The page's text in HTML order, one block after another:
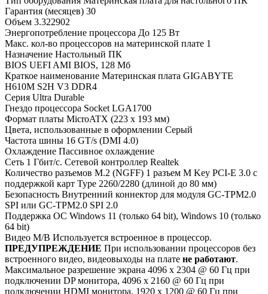
Гарантия (месяцев) 30
Объем 3.322902
Энергопотребление процессора До 125 Вт
Макс. кол-во процессоров на материнской плате 1
Назначение Настольный ПК
BIOS UEFI AMI BIOS, 128 Мб
Краткое наименование Материнская плата GIGABYTE
H610M S2H V3 DDR4
Серия Ultra Durable
Гнездо процессора Socket LGA1700
Формат платы MicroATX (223 x 193 мм)
Цвета, использованные в оформлении Серый
Частота шины 16 GT/s (DMI 4.0)
Охлаждение Пассивное охлаждение
Сеть 1 Гбит/с. Сетевой контроллер Realtek
Количество разъемов M.2 (NGFF) 1 разъем M Key PCI-E 3.0 с
поддержкой карт Type 2260/2280 (длиной до 80 мм)
Безопасность Внутренний коннектор для модуля GC-TPM2.0
SPI или GC-TPM2.0 SPI 2.0
Поддержка ОС Windows 11 (только 64 bit), Windows 10 (только
64 bit)
Видео M/B Используется встроенное в процессор.
ПРЕДУПРЕЖДЕНИЕ При использовании процессоров без
встроенного видео, видеовыходы на плате не работают.
Максимальное разрешение экрана 4096 x 2304 @ 60 Гц при
подключении DP монитора, 4096 x 2160 @ 60 Гц при
подключении HDMI монитора, 1920 x 1200 @ 60 Гц при